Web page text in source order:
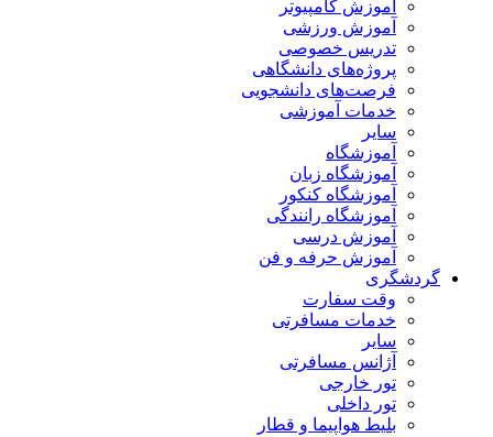
آموزش کامپیوتر
آموزش ورزشی
تدریس خصوصی
پروژه‌های دانشگاهی
فرصت‌های دانشجویی
خدمات آموزشی
سایر
آموزشگاه
آموزشگاه زبان
آموزشگاه کنکور
آموزشگاه رانندگی
آموزش درسی
آموزش حرفه و فن
گردشگری
وقت سفارت
خدمات مسافرتی
سایر
آژانس مسافرتی
تور خارجی
تور داخلی
بلیط هواپیما و قطار